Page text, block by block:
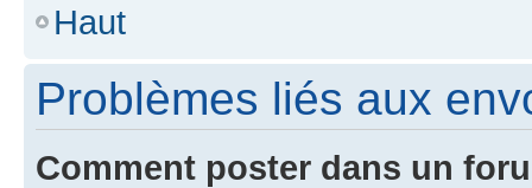
Haut
Problèmes liés aux
Comment poster dans un